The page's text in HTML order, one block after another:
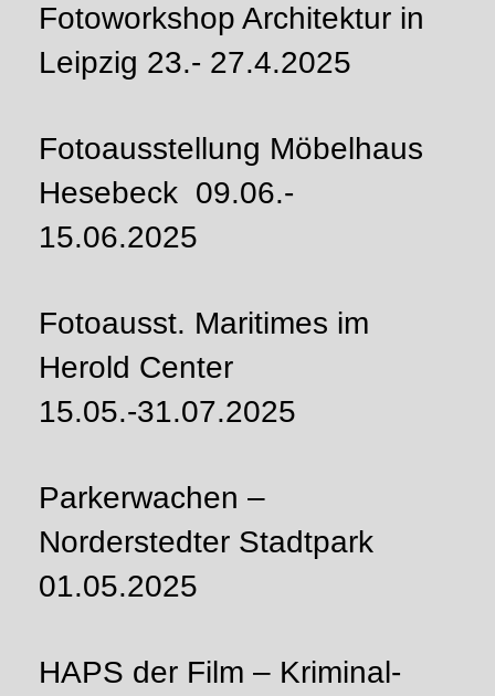
Fotoworkshop Architektur in
Leipzig 23.- 27.4.2025
Fotoausstellung Möbelhaus
Hesebeck 09.06.-
15.06.2025
Fotoausst. Maritimes im
Herold Center
15.05.-31.07.2025
Parkerwachen –
Norderstedter Stadtpark
01.05.2025
HAPS der Film – Kriminal-